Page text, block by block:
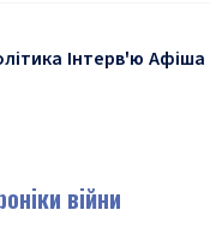
Інтерв'ю Афіша
війни